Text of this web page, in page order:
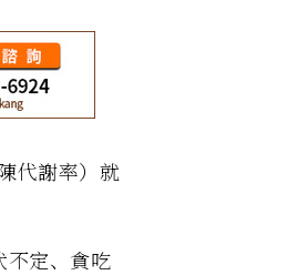
代謝率）就
不定、貪吃